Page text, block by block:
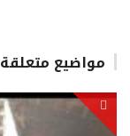
مواضيع متعلقة